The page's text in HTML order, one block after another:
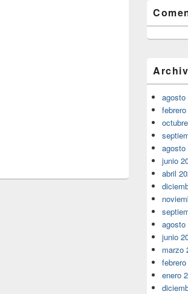
agosto
agosto
junio
abril
agosto
junio
marzo
enero